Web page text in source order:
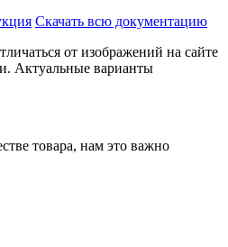
Скачать всю документацию
от изображений на сайте
Актуальные варианты
товара, нам это важно